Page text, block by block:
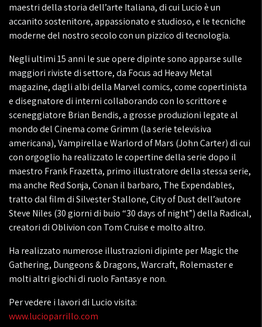
maestri della storia dell’arte Italiana, di cui Lucio è un
accanito sostenitore, appassionato e studioso, e le tecniche
moderne del nostro secolo con un pizzico di tecnologia.
Negli ultimi 15 anni le sue opere dipinte sono apparse sulle
maggiori riviste di settore, da Focus ad Heavy Metal
magazine, dagli albi della Marvel comics, come copertinista
e disegnatore di interni collaborando con lo scrittore e
sceneggiatore Brian Bendis, a grosse produzioni legate al
mondo del Cinema come Grimm (la serie televisiva
americana), Vampirella e Warlord of Mars (John Carter) di cui
con orgoglio ha realizzato le copertine della serie dopo il
maestro Frank Frazetta, primo illustratore della stessa serie,
ma anche Red Sonja, Conan il barbaro, The Expendables,
tratto dal film di Silvester Stallone, City of Dust dell’autore
Steve Niles (30 giorni di buio “30 days of night”) della Radical,
creatori di Oblivion con Tom Cruise e molto altro.
Ha realizzato numerose illustrazioni dipinte per Magic the
Gathering, Dungeons & Dragons, Warcraft, Rolemaster e
molti altri giochi di ruolo Fantasy e non.
Per vedere i lavori di Lucio visita:
www.lucioparrillo.com